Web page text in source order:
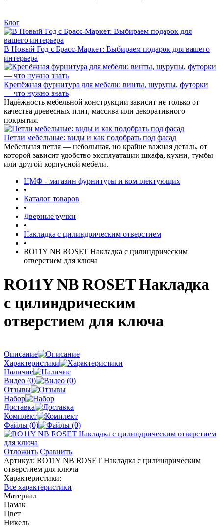
Блог
В Новый Год с Брасс-Маркет: Выбираем подарок для вашего
интерьера
Крепёжная фурнитура для мебели: винты, шурупы, футорки
— что нужно знать
Надёжность мебельной конструкции зависит не только от
качества древесных плит, массива или декоративного
покрытия.
Петли мебельные: виды и как подобрать под фасад
Мебельная петля — небольшая, но крайне важная деталь, от
которой зависит удобство эксплуатации шкафа, кухни, тумбы
или другой корпусной мебели.
ЦМФ - магазин фурнитуры и комплектующих
•
Каталог товаров
•
Дверные ручки
•
Накладка с цилиндрическим отверстием
•
RO11Y NB ROSET Накладка с цилиндрическим
отверстием для ключа
RO11Y NB ROSET Накладка
с цилиндрическим
отверстием для ключа
Описание
Характеристики
Наличие
Видео (0)
Отзывы
Набор
Доставка
Комплект
Файлы (0)
Отложить Сравнить
Артикул: RO11Y NB ROSET Накладка с цилиндрическим
отверстием для ключа
Характеристики:
Все характеристики
Материал
Цамак
Цвет
Никель